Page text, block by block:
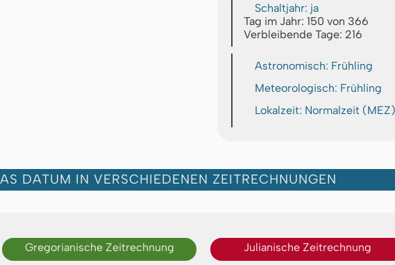
Schaltjahr: ja
Tag im Jahr: 150 von 366
Verbleibende Tage: 216
Astronomisch: Frühling
Meteorologisch: Frühling
Lokalzeit: Normalzeit (MEZ)
DATUM IN VERSCHIEDENEN ZEITRECHNUNGEN
Gregorianische Zeitrechnung
Julianische Zeitrechnung